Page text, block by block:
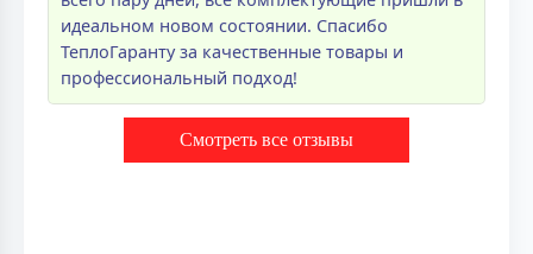
идеальном новом состоянии. Спасибо
ТеплоГаранту за качественные товары и
профессиональный подход!
Смотреть все отзывы